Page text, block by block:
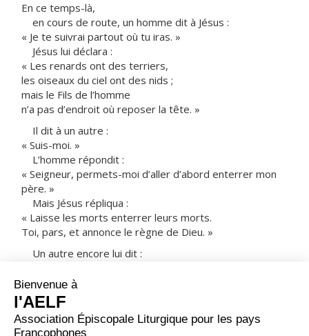
En ce temps-là,
en cours de route, un homme dit à Jésus :
« Je te suivrai partout où tu iras. »
Jésus lui déclara :
« Les renards ont des terriers,
les oiseaux du ciel ont des nids ;
mais le Fils de l’homme
n’a pas d’endroit où reposer la tête. »
Il dit à un autre :
« Suis-moi. »
L’homme répondit :
« Seigneur, permets-moi d’aller d’abord enterrer mon
père. »
Mais Jésus répliqua :
« Laisse les morts enterrer leurs morts.
Toi, pars, et annonce le règne de Dieu. »
Un autre encore lui dit :
mais laisse-moi d’abord faire mes adieux
aux gens de ma maison. »
Jésus lui répondit :
« Quiconque met la main à la charrue,